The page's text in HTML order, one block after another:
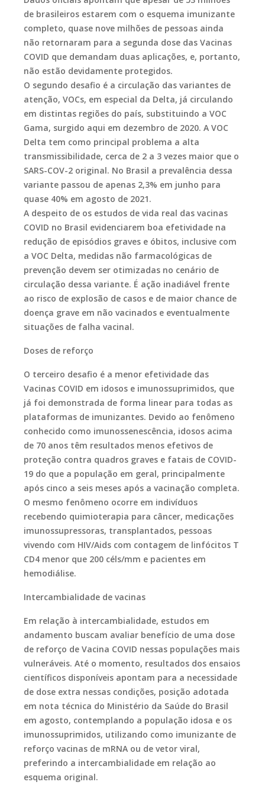
de brasileiros estarem com o esquema imunizante
completo, quase nove milhões de pessoas ainda
não retornaram para a segunda dose das Vacinas
COVID que demandam duas aplicações, e, portanto,
não estão devidamente protegidos.
O segundo desafio é a circulação das variantes de
atenção, VOCs, em especial da Delta, já circulando
em distintas regiões do país, substituindo a VOC
Gama, surgido aqui em dezembro de 2020. A VOC
Delta tem como principal problema a alta
transmissibilidade, cerca de 2 a 3 vezes maior que o
SARS-COV-2 original. No Brasil a prevalência dessa
variante passou de apenas 2,3% em junho para
quase 40% em agosto de 2021.
A despeito de os estudos de vida real das vacinas
COVID no Brasil evidenciarem boa efetividade na
redução de episódios graves e óbitos, inclusive com
a VOC Delta, medidas não farmacológicas de
prevenção devem ser otimizadas no cenário de
circulação dessa variante. É ação inadiável frente
ao risco de explosão de casos e de maior chance de
doença grave em não vacinados e eventualmente
situações de falha vacinal.
Doses de reforço
O terceiro desafio é a menor efetividade das
Vacinas COVID em idosos e imunossuprimidos, que
já foi demonstrada de forma linear para todas as
plataformas de imunizantes. Devido ao fenômeno
conhecido como imunossenescência, idosos acima
de 70 anos têm resultados menos efetivos de
proteção contra quadros graves e fatais de COVID-
19 do que a população em geral, principalmente
após cinco a seis meses após a vacinação completa.
O mesmo fenômeno ocorre em indivíduos
recebendo quimioterapia para câncer, medicações
imunossupressoras, transplantados, pessoas
vivendo com HIV/Aids com contagem de linfócitos T
CD4 menor que 200 céls/mm e pacientes em
hemodiálise.
Intercambialidade de vacinas
Em relação à intercambialidade, estudos em
andamento buscam avaliar benefício de uma dose
de reforço de Vacina COVID nessas populações mais
vulneráveis. Até o momento, resultados dos ensaios
científicos disponíveis apontam para a necessidade
de dose extra nessas condições, posição adotada
em nota técnica do Ministério da Saúde do Brasil
em agosto, contemplando a população idosa e os
imunossuprimidos, utilizando como imunizante de
reforço vacinas de mRNA ou de vetor viral,
preferindo a intercambialidade em relação ao
esquema original.